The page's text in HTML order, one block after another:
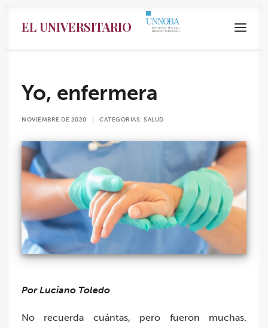
EL UNIVERSITARIO
Search
Yo, enfermera
NOVIEMBRE DE 2020 CATEGORIAS: SALUD
Por Luciano Toledo
No recuerda cuántas, pero fueron muchas.